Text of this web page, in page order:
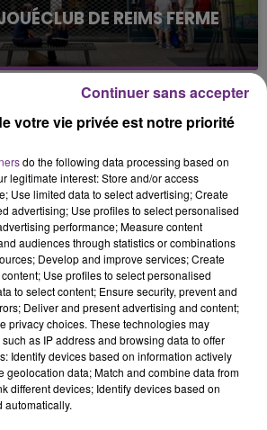
DE REIMS FERME
institutions du centre-ville
JouéClub est contraint de
16h44
16h44
TRAVIS
Sing
votre vie privée est notre priorité
do the following data processing based on
legitimate interest: Store and/or access
Use limited data to select advertising; Create
advertising; Use profiles to select personalised
performance; Measure content
audiences through statistics or combinations
Develop and improve services; Create
Use profiles to select personalised
to select content; Ensure security, prevent and
Deliver and present advertising and content;
privacy choices. These technologies may
as IP address and browsing data to offer
Identify devices based on information actively
geolocation data; Match and combine data from
different devices; Identify devices based on
automatically.
Continuer sans accepter